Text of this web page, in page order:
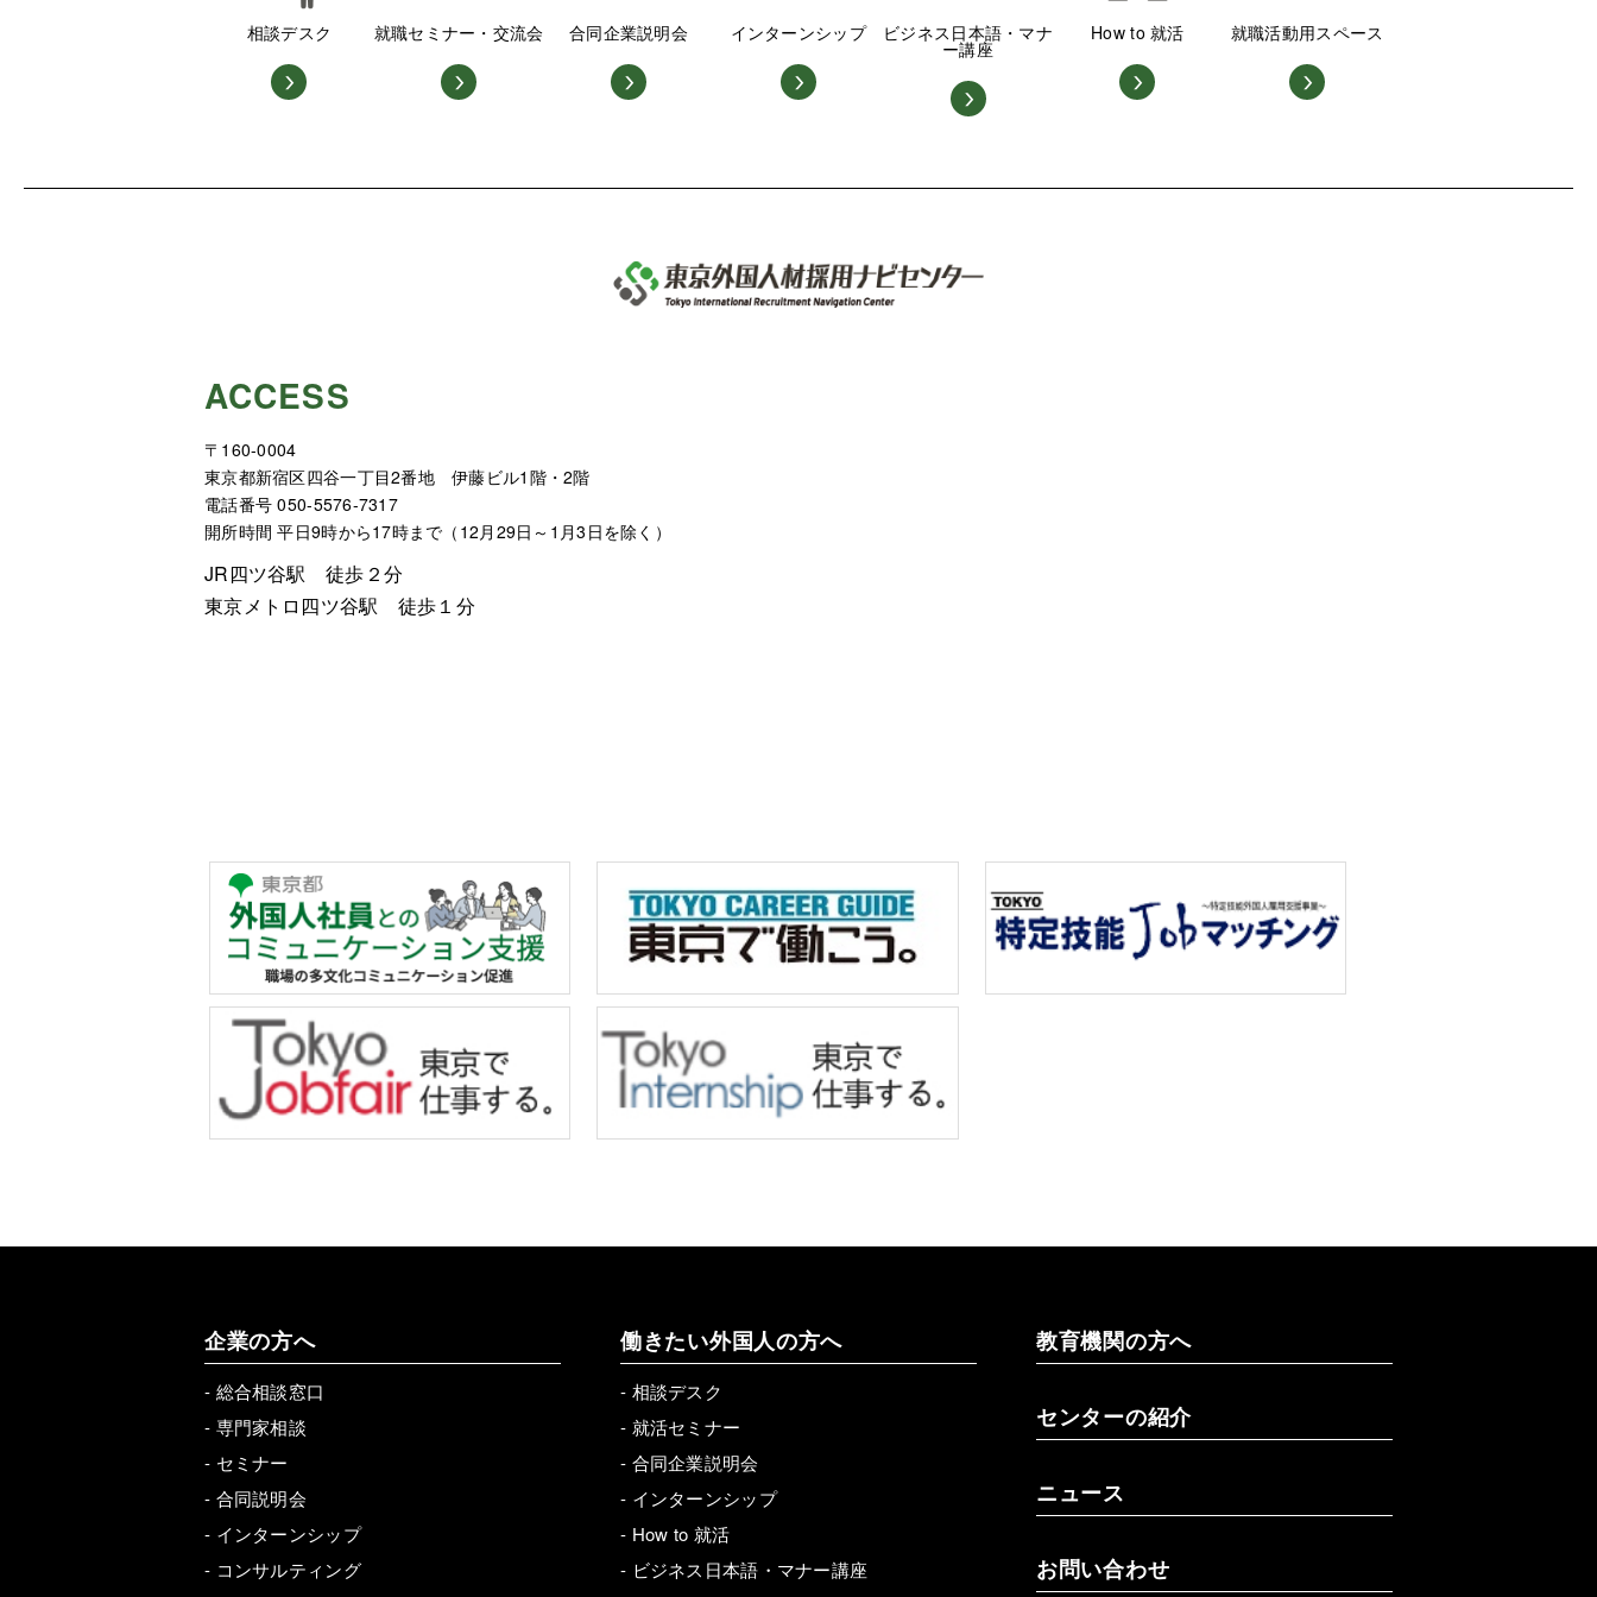
相談デスク 就職セミナー・交流会 合同企業説明会 インターンシップ ビジネス日本語・マナ
ー講座
How to 就活 就職活動用スペース
ACCESS
〒160-0004
東京都新宿区四谷一丁目2番地 伊藤ビル1階・2階
電話番号 050-5576-7317
開所時間 平日9時から17時まで（12月29日～1月3日を除く）
JR四ツ谷駅 徒歩２分
東京メトロ四ツ谷駅 徒歩１分
企業の方へ
- 総合相談窓口
- 専門家相談
- セミナー
- 合同説明会
- インターンシップ
- コンサルティング
働きたい外国人の方へ
- 相談デスク
- 就活セミナー
- 合同企業説明会
- インターンシップ
- How to 就活
- ビジネス日本語・マナー講座
教育機関の方へ
センターの紹介
ニュース
お問い合わせ